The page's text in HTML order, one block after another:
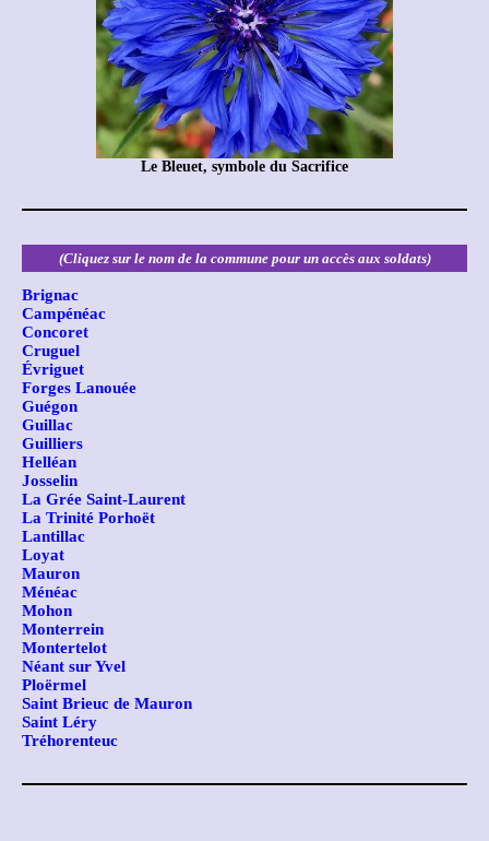
Le Bleuet, symbole du Sacrifice
(Cliquez sur le nom de la commune pour un accès aux soldats)
Brignac
Campénéac
Concoret
Cruguel
Évriguet
Forges Lanouée
Guégon
Guillac
Guilliers
Helléan
Josselin
La Grée Saint-Laurent
La Trinité Porhoët
Lantillac
Loyat
Mauron
Ménéac
Mohon
Monterrein
Montertelot
Néant sur Yvel
Ploërmel
Saint Brieuc de Mauron
Saint Léry
Tréhorenteuc